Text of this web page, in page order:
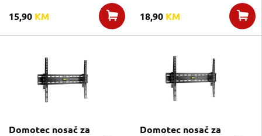
15,90 KM 18,90 KM
Domotec nosač za
Domotec nosač za